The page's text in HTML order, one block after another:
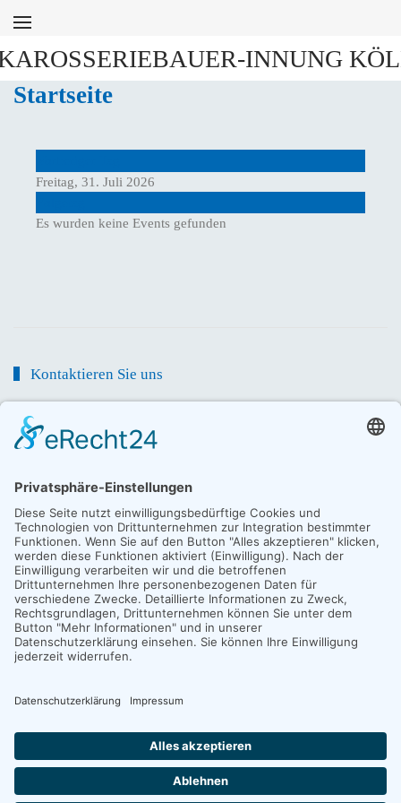
Zum Hauptinhalt springen
Startseite
Freitag, 31. Juli 2026
Es wurden keine Events gefunden
Kontaktieren Sie uns
0 22 1 /
0 22 1 / 96 93 7 - 88
Telefon / Fax
info@lkf-nrw.de
E-Mail
© 2026Landesinnungsverband des Karosserie- und Fahrzeugbau-
Datenschutz Impressum Cookie Einstellungen